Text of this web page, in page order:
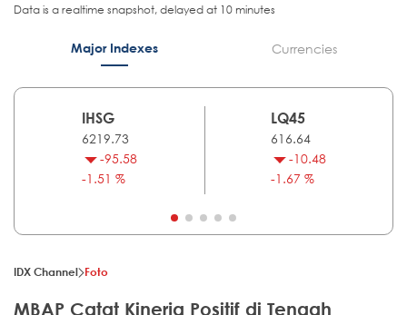
Data is a realtime snapshot, delayed at 10 minutes
Major Indexes Currencies
IHSG
6219.73
-95.58
-1.51 %
LQ45
616.64
-10.48
-1.67 %
IDX Channel Foto
MBAP Catat Kinerja Positif di Tengah